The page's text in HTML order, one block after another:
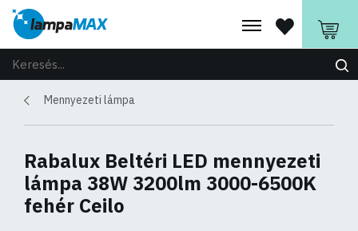
Mennyezeti lámpa
Rabalux Beltéri LED mennyezeti
lámpa 38W 3200lm 3000-6500K
fehér Ceilo